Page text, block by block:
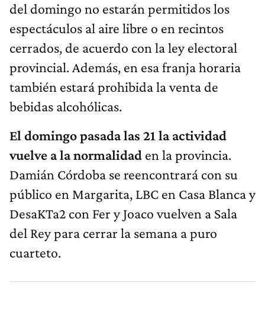
del domingo no estarán permitidos los
espectáculos al aire libre o en recintos
cerrados, de acuerdo con la ley electoral
provincial. Además, en esa franja horaria
también estará prohibida la venta de
bebidas alcohólicas.
El domingo pasada las 21 la actividad
vuelve a la normalidad en la provincia.
Damián Córdoba se reencontrará con su
público en Margarita, LBC en Casa Blanca y
DesaKTa2 con Fer y Joaco vuelven a Sala
del Rey para cerrar la semana a puro
cuarteto.